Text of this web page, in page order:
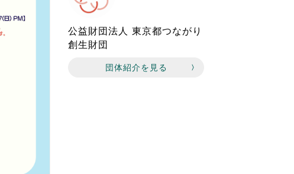
公益財団法人 東京都つながり
創生財団
団体紹介を見る